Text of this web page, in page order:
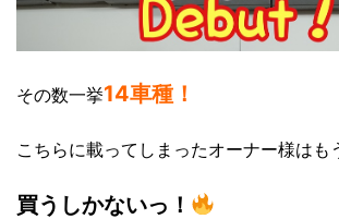
その数一挙14車種！
こちらに載ってしまったオーナー様はも
買うしかないっ！